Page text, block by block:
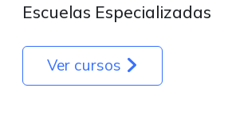
Escuelas Especializadas
Ver cursos